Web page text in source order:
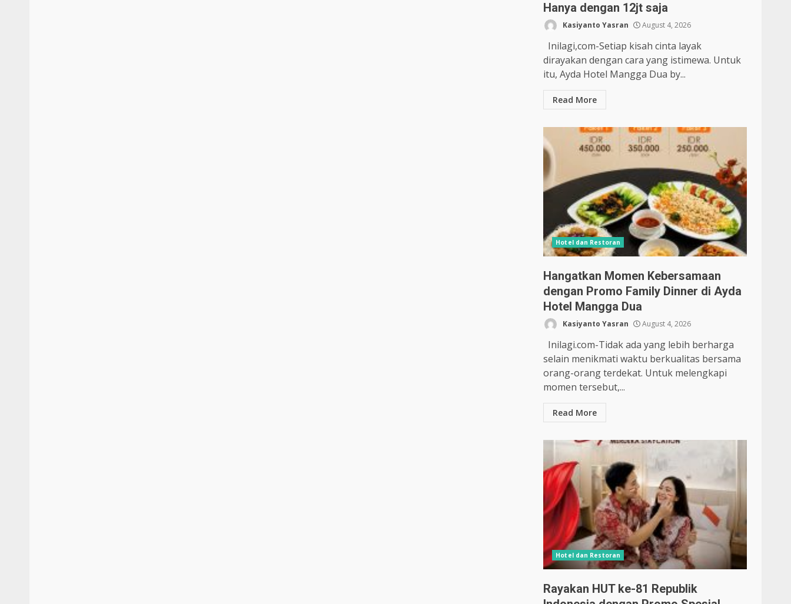
Hanya dengan 12jt saja
Kasiyanto Yasran August 4, 2026
Inilagi,com-Setiap kisah cinta layak
dirayakan dengan cara yang istimewa. Untuk
itu, Ayda Hotel Mangga Dua by...
Read More
Hotel dan Restoran
Hangatkan Momen Kebersamaan
dengan Promo Family Dinner di Ayda
Hotel Mangga Dua
Kasiyanto Yasran August 4, 2026
Inilagi.com-Tidak ada yang lebih berharga
selain menikmati waktu berkualitas bersama
orang-orang terdekat. Untuk melengkapi
momen tersebut,...
Read More
Hotel dan Restoran
Rayakan HUT ke-81 Republik